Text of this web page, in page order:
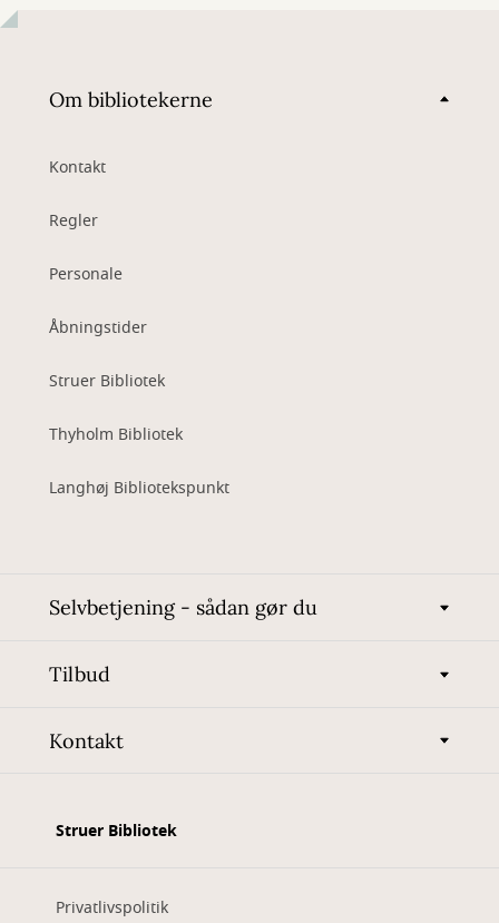
Om bibliotekerne
Kontakt
Regler
Personale
Åbningstider
Struer Bibliotek
Thyholm Bibliotek
Langhøj Bibliotekspunkt
Selvbetjening - sådan gør du
Tilbud
Kontakt
Struer Bibliotek
Privatlivspolitik